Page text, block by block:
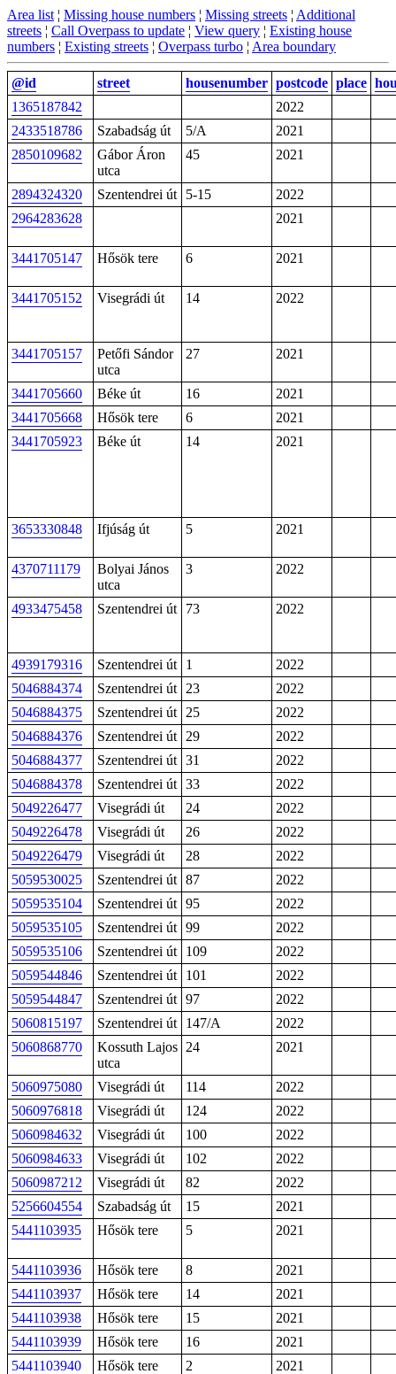
Area list ¦ Missing house numbers ¦ Missing streets ¦ Additional
streets ¦ Call Overpass to update ¦ View query ¦ Existing house
numbers ¦ Existing streets ¦ Overpass turbo ¦ Area boundary
@id street housenumber postcode place
1365187842
2022
2433518786
Szabadság út 5/A
2021
2850109682
Gábor Áron
utca
45 2021
2894324320 Szentendrei út 5-15
2022
2964283628
2021
3441705147 Hősök tere 6 2021
3441705152 Visegrádi út 14 2022
3441705157
Petőfi Sándor
utca
27 2021
3441705660 Béke út 16
2021
3441705668
Hősök tere 6
2021
3441705923
Béke út 14 2021
3653330848 Ifjúság út 5 2021
4370711179
Bolyai János
utca
3 2022
4933475458 Szentendrei út 73 2022
4939179316 Szentendrei út 1
2022
5046884374
Szentendrei út 23
2022
5046884375
Szentendrei út 25
2022
5046884376
Szentendrei út 29
2022
5046884377
Szentendrei út 31
2022
5046884378
Szentendrei út 33
2022
5049226477
Visegrádi út 24
2022
5049226478
Visegrádi út 26
2022
5049226479
Visegrádi út 28
2022
5059530025
Szentendrei út 87
2022
5059535104
Szentendrei út 95
2022
5059535105
Szentendrei út 99
2022
5059535106
Szentendrei út 109
2022
5059544846
Szentendrei út 101
2022
5059544847
Szentendrei út 97
2022
5060815197
Szentendrei út 147/A
2022
5060868770
Kossuth Lajos
utca
24 2021
5060975080 Visegrádi út 114
2022
5060976818
Visegrádi út 124
2022
5060984632
Visegrádi út 100
2022
5060984633
Visegrádi út 102
2022
5060987212
Visegrádi út 82
2022
5256604554
Szabadság út 15
2021
5441103935
Hősök tere 5 2021
5441103936 Hősök tere 8
2021
5441103937
Hősök tere 14
2021
5441103938
Hősök tere 15
2021
5441103939
Hősök tere 16
2021
5441103940
Hősök tere 2
2021